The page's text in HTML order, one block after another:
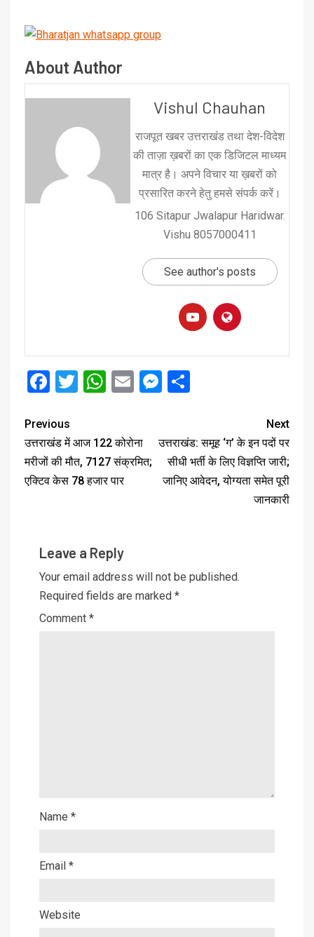
About Author
Vishul Chauhan
राजपूत खबर उत्तराखंड तथा देश-विदेश
की ताज़ा ख़बरों का एक डिजिटल माध्यम
मात्र है। अपने विचार या ख़बरों को
प्रसारित करने हेतु हमसे संपर्क करें।
106 Sitapur Jwalapur Haridwar.
Vishu 8057000411
See author's posts
Facebook
Twitter
WhatsApp
EmailMessenger
Previous
उत्तराखंड में आज 122 कोरोना
मरीजों की मौत, 7127 संक्रमित;
एक्टिव केस 78 हजार पार
Next
उत्तराखंड: समूह ‘ग’ के इन पदों पर
सीधी भर्ती के लिए विज्ञप्ति जारी;
जानिए आवेदन, योग्यता समेत पूरी
जानकारी
Leave a Reply
Your email address will not be published.
Required fields are marked *
Comment *
Name *
Email *
Website